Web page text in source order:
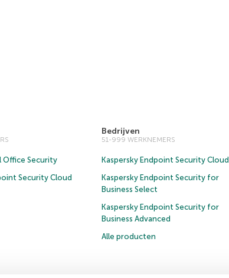
Office Security
Security Cloud
Bedrijven
51-999 WERKNEMERS
Kaspersky Endpoint Security Cloud
Kaspersky Endpoint Security for
Business Select
Kaspersky Endpoint Security for
Business Advanced
Alle producten